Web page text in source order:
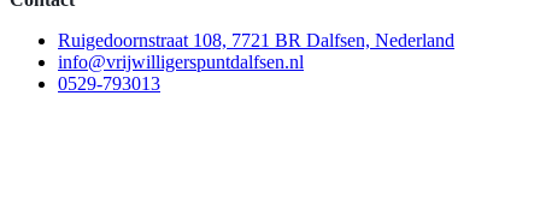
Ruigedoornstraat 108, 7721 BR Dalfsen, Nederland
info@vrijwilligerspuntdalfsen.nl
0529-793013